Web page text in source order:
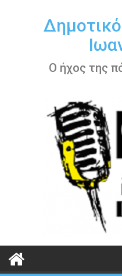
περιεχόμενο
Ο ήχος της